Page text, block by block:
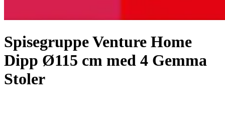
Spisegruppe Venture Home
Dipp Ø115 cm med 4 Gemma
Stoler